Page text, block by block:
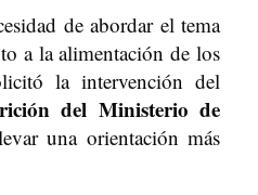
de abordar el tema
a la alimentación de los
la intervención del
del Ministerio de
una orientación más